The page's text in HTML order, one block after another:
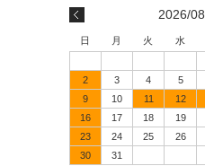
2026/08
日 月 火 水
2
3 4 5
9
10 11 12
16
17 18 19
23
24 25 26
30
31